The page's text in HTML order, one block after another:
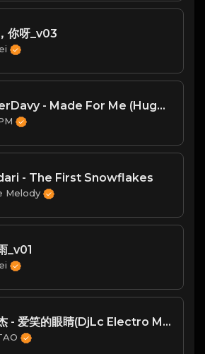
你呀_v03
XaiverDavy - Made For Me (Hugel Remix)
- The First Snowflakes
Melody
_v01
林俊杰 - 爱笑的眼睛(DjLc Electro Mix国语男)中山小楊订制